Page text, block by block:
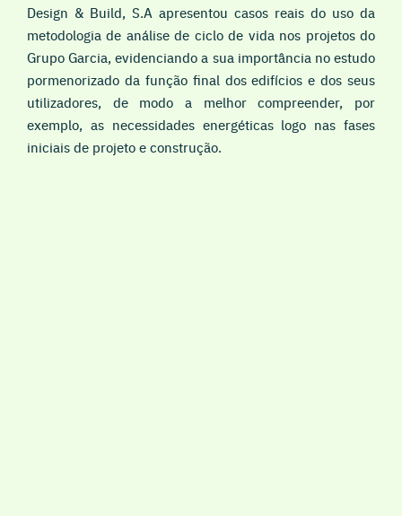
Design & Build, S.A apresentou casos reais do uso da
metodologia de análise de ciclo de vida nos projetos do
Grupo Garcia, evidenciando a sua importância no estudo
pormenorizado da função final dos edifícios e dos seus
utilizadores, de modo a melhor compreender, por
exemplo, as necessidades energéticas logo nas fases
iniciais de projeto e construção.